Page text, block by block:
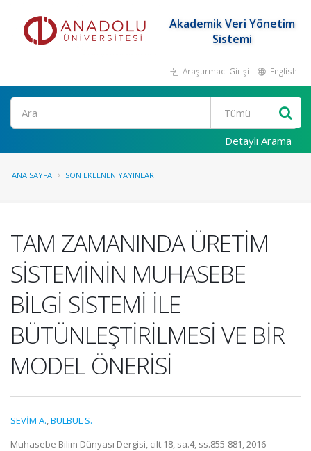
Akademik Veri Yönetim
Sistemi
Araştırmacı Girişi English
Ara
Detaylı Arama
ANA SAYFA SON EKLENEN YAYINLAR
TAM ZAMANINDA ÜRETİM
SİSTEMİNİN MUHASEBE
BİLGİ SİSTEMİ İLE
BÜTÜNLEŞTİRİLMESİ VE BİR
MODEL ÖNERİSİ
SEVİM A.,BÜLBÜL S.
Muhasebe Bilim Dünyası Dergisi, cilt.18, sa.4, ss.855-881, 2016